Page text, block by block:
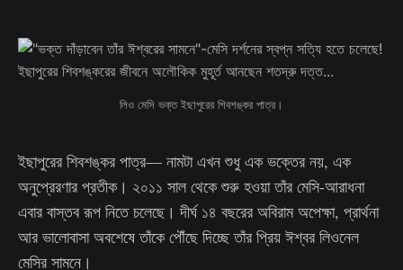
লিও মেসি ভক্ত ইছাপুরের শিবশঙ্কর পাত্র।
ইছাপুরের শিবশঙ্কর পাত্র— নামটা এখন শুধু এক ভক্তের নয়, এক
অনুপ্রেরণার প্রতীক। ২০১১ সাল থেকে শুরু হওয়া তাঁর মেসি-আরাধনা
এবার বাস্তব রূপ নিতে চলেছে। দীর্ঘ ১৪ বছরের অবিরাম অপেক্ষা, প্রার্থনা
আর ভালোবাসা অবশেষে তাঁকে পৌঁছে দিচ্ছে তাঁর প্রিয় ঈশ্বর লিওনেল
মেসির সামনে।